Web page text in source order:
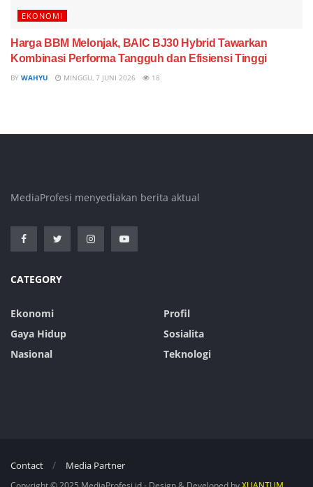
EKONOMI
Harga BBM Melonjak, BAIC BJ30 Hybrid Tawarkan
Kombinasi Performa Tangguh dan Efisiensi Tinggi
BY WAHYU MINGGU, 7 JUNI 2026 18
MediaProfesi menyediakan berita aktual
CATEGORY
Ekonomi
Gaya Hidup
Nasional
Profil
Sosialita
Teknologi
Contact Media Partner